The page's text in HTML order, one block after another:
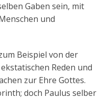
Gaben sein, mit
und
Beispiel von der
Reden und
zur Ehre Gottes.
doch Paulus selber